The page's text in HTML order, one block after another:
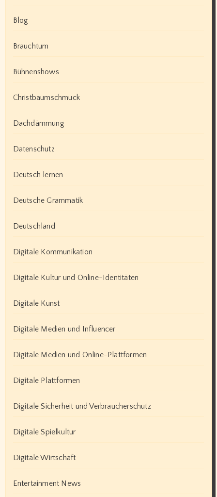
Blog
Brauchtum
Bühnenshows
Christbaumschmuck
Dachdämmung
Datenschutz
Deutsch lernen
Deutsche Grammatik
Deutschland
Digitale Kommunikation
Digitale Kultur und Online-Identitäten
Digitale Kunst
Digitale Medien und Influencer
Digitale Medien und Online-Plattformen
Digitale Plattformen
Digitale Sicherheit und Verbraucherschutz
Digitale Spielkultur
Digitale Wirtschaft
Entertainment News